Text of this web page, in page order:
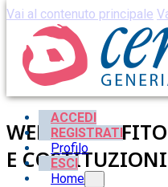
Vai al contenuto principale
ACCEDI
REGISTRATI
Profilo
ESCI
Home
WEBINAR –
E COSTITUZIONI